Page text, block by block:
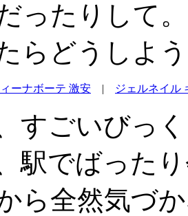
ったりして
らどうしよ
ーナボーテ 激安 | ジェルネイル
すごいびっ
駅でばった
ら全然気づ